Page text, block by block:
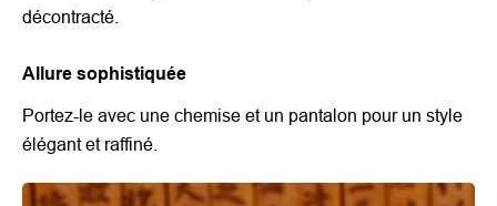
décontracté.
Allure sophistiquée
Portez-le avec une chemise et un pantalon pour un style
élégant et raffiné.